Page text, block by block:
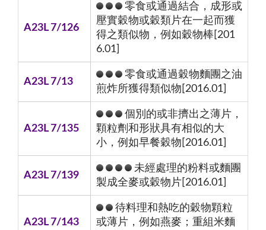
A23L 7/126
零食或通過結合，成形或
壓實穀物或穀類片在一起而獲
得之類似物，例如穀物棒[201
6.01]
A23L 7/13
零食或通過穀物麵團之油
煎炸所獲得類似物[2016.01]
A23L 7/135
個別的或非擠出之薄片，
顆粒劑和形狀具有相似的大
小，例如早餐穀物[2016.01]
A23L 7/139
未經處理的粉料或麵團
製成全麥或穀物片[2016.01]
A23L 7/143
待料理和熱吃的穀物顆粒
或薄片，例如燕麥；重組米麵